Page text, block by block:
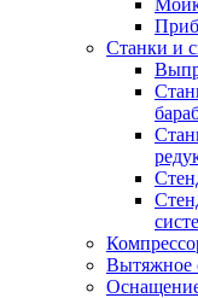
Станки и
Вытяжное